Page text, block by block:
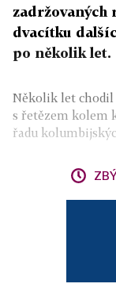
zadržovaných
dvacítku
po několik let.
Několik let chodil
s řetězem kolem
řadu